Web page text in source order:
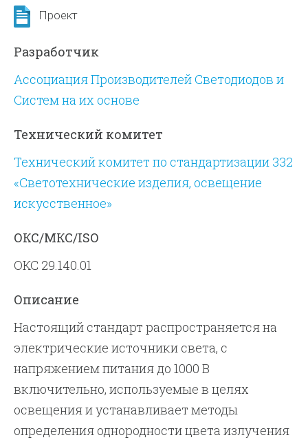
Проект
Разработчик
Ассоциация Производителей Светодиодов и
Систем на их основе
Технический комитет
Технический комитет по стандартизации 332
«Светотехнические изделия, освещение
искусственное»
ОКС/МКС/ISO
ОКС 29.140.01
Описание
Настоящий стандарт распространяется на
электрические источники света, с
напряжением питания до 1000 В
включительно, используемые в целях
освещения и устанавливает методы
определения однородности цвета излучения